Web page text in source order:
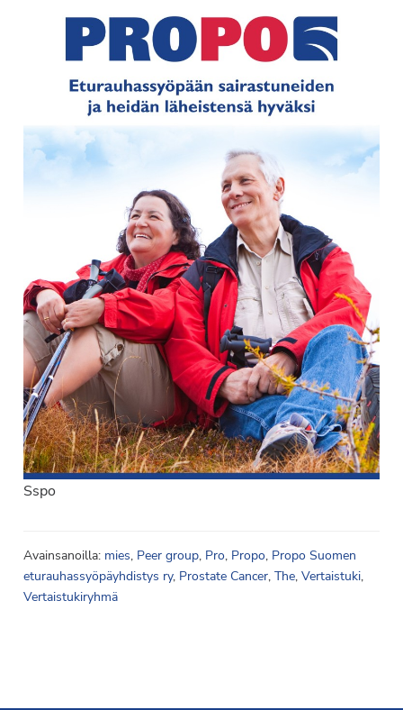
Sspo
Avainsanoilla: mies, Peer group, Pro, Propo, Propo Suomen
eturauhassyöpäyhdistys ry, Prostate Cancer, The, Vertaistuki,
Vertaistukiryhmä